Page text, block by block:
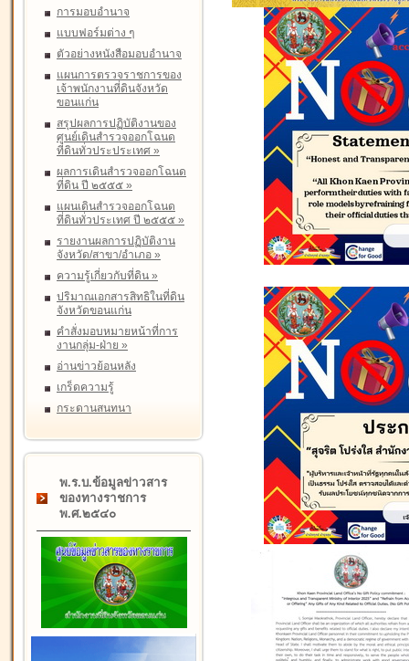
การมอบอำนาจ
แบบฟอร์มต่าง ๆ
ตัวอย่างหนังสือมอบอำนาจ
แผนการตรวจราชการของ
เจ้าพนักงานที่ดินจังหวัด
ขอนแก่น
สรุปผลการปฏิบัติงานของ
ศูนย์เดินสำรวจออกโฉนด
ที่ดินทั่วประประเทศ »
ผลการเดินสำรวจออกโฉนด
ที่ดิน ปี ๒๕๕๕ »
แผนเดินสำรวจออกโฉนด
ที่ดินทั่วประเทศ ปี ๒๕๕๕ »
รายงานผลการปฏิบัติงาน
จังหวัด/สาขา/อำเภอ »
ความรู้เกี่ยวกับที่ดิน »
ปริมาณเอกสารสิทธิในที่ดิน
จังหวัดขอนแก่น
คำสั่งมอบหมายหน้าที่การ
งานกลุ่ม-ฝ่าย »
อ่านข่าวย้อนหลัง
เกร็ดความรู้
กระดานสนทนา
พ.ร.บ.ข้อมูลข่าวสาร
ของทางราชการ
พ.ศ.๒๕๔๐